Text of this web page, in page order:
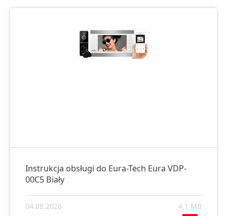
Instrukcja obsługi do Eura-Tech Eura VDP-
00C5 Biały
4.1 MB
04.08.2026